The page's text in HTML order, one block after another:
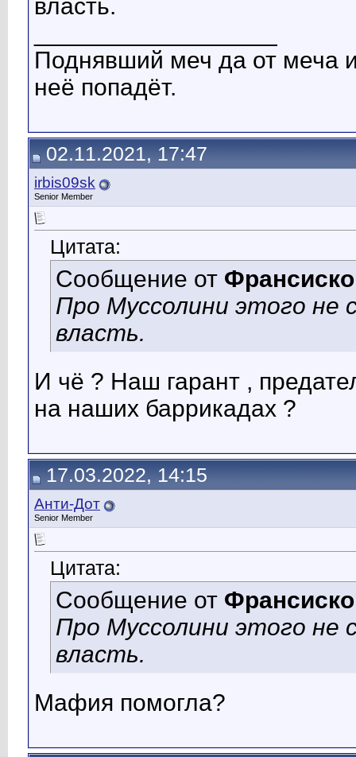
власть.
Поднявший меч да от меча
неё попадёт.
02.11.2021, 17:47
irbis09sk
Senior Member
Цитата:
Сообщение от
Про Муссолини этого не
власть.
И чё ? Наш гарант ,
на наших баррикадах ?
17.03.2022, 14:15
Анти-Дот
Senior Member
Цитата:
Сообщение от
Про Муссолини этого не
власть.
Мафия помогла?